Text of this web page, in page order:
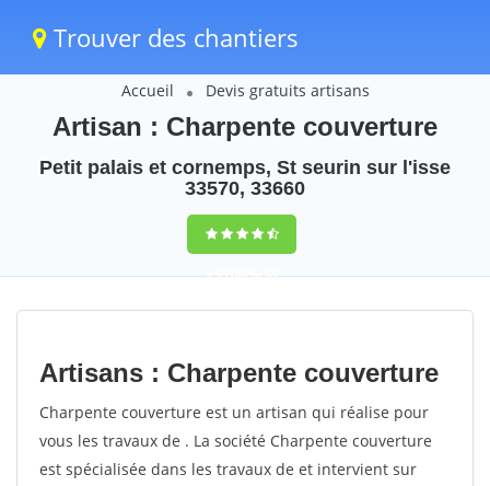
Trouver des chantiers
Accueil Devis gratuits artisans
Artisan : Charpente couverture
Petit palais et cornemps, St seurin sur l'isse
33570, 33660
9,5(100%)55
votes
Artisans : Charpente couverture
Charpente couverture est un artisan qui réalise pour
vous les travaux de . La société Charpente couverture
est spécialisée dans les travaux de et intervient sur